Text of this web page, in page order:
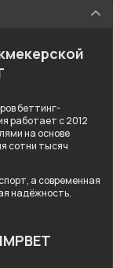
беттинг-
работает с 2012
на основе
сотни тысяч
а современная
надёжность.